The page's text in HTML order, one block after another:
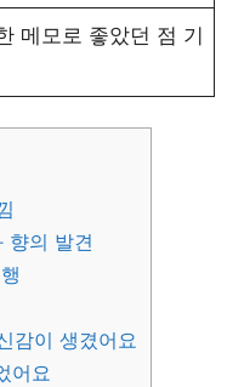
메모로 좋았던 점 기
향의 발견
감이 생겼어요
어요